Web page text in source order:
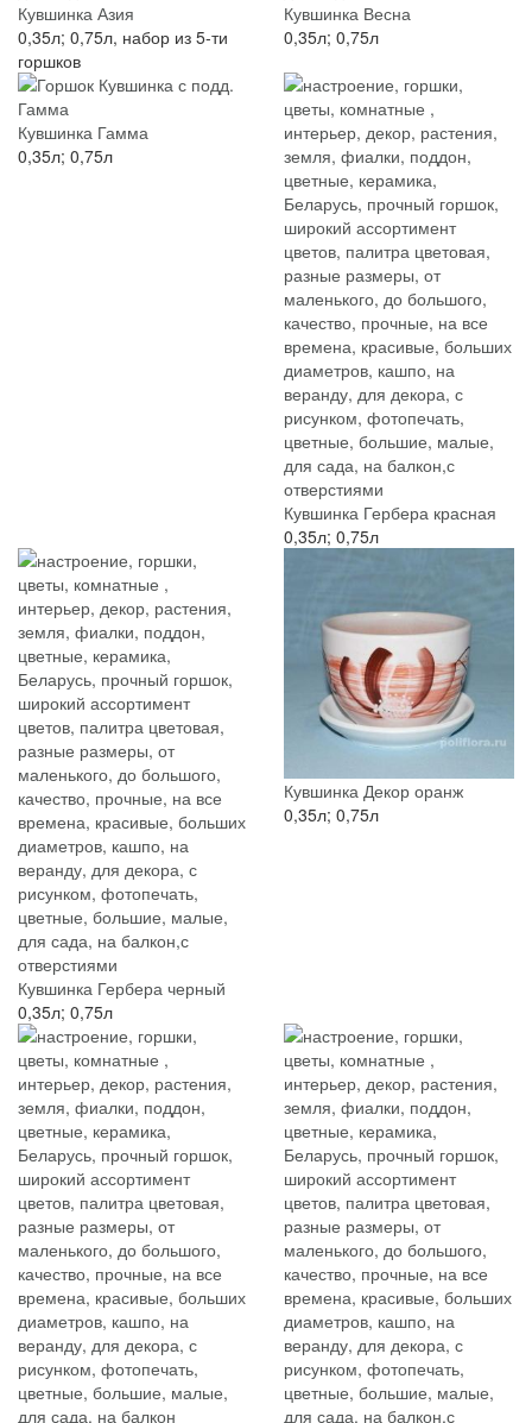
Кувшинка Азия
0,35л; 0,75л, набор из 5-ти
горшков
Кувшинка Весна
0,35л; 0,75л
Кувшинка Гамма
0,35л; 0,75л
Кувшинка Гербера красная
0,35л; 0,75л
Кувшинка Гербера черный
0,35л; 0,75л
Кувшинка Декор оранж
0,35л; 0,75л